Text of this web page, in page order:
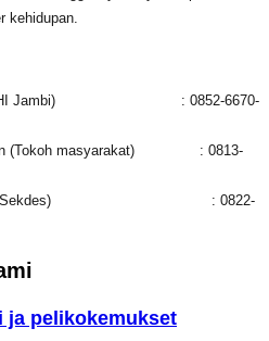
kehidupan.
(WALHI Jambi) : 0852-6670-
masyarakat) : 0813-
: 0822-
pelikokemukset